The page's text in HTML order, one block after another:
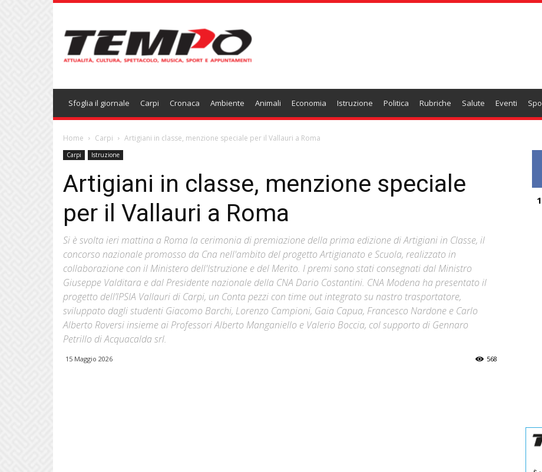
Sfoglia il giornale Carpi Cronaca Ambiente Animali Economia Istruzione Politica Rubriche Salute Eventi
Home Carpi Artigiani in classe, menzione speciale per il Vallauri a Roma
Carpi Istruzione
Artigiani in classe, menzione speciale
per il Vallauri a Roma
Si è svolta ieri mattina a Roma la cerimonia di premiazione della prima edizione di Artigiani in Classe, il
concorso nazionale promosso da Cna nell'ambito del progetto Artigianato e Scuola, realizzato in
collaborazione con il Ministero dell'Istruzione e del Merito. I premi sono stati consegnati dal Ministro
Giuseppe Valditara e dal Presidente nazionale della CNA Dario Costantini. CNA Modena ha presentato il
progetto dell’IPSIA Vallauri di Carpi, un Conta pezzi con time out integrato su nastro trasportatore,
sviluppato dagli studenti Giacomo Barchi, Lorenzo Campioni, Gaia Capua, Francesco Nardone e Carlo
Alberto Roversi insieme ai Professori Alberto Manganiello e Valerio Boccia, col supporto di Gennaro
Petrillo di Acquacalda srl.
15 Maggio 2026 568